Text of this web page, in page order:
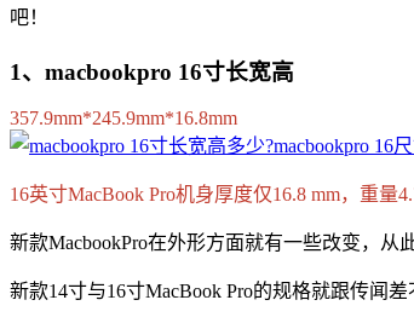
吧！
1、macbookpro 16寸长宽高
357.9mm*245.9mm*16.8mm
16英寸MacBook Pro机身厚度仅16.8 mm，重量
新款MacbookPro在外形方面就有一些改变，从
新款14寸与16寸MacBook Pro的规格就跟传闻